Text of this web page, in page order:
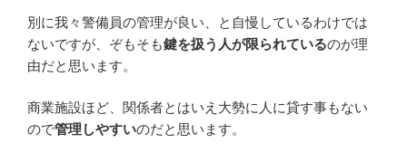
別に我々警備員の管理が良い、と自慢しているわけでは
ないですが、ぞもそも鍵を扱う人が限られているのが理
由だと思います。
商業施設ほど、関係者とはいえ大勢に人に貸す事もない
ので管理しやすいのだと思います。